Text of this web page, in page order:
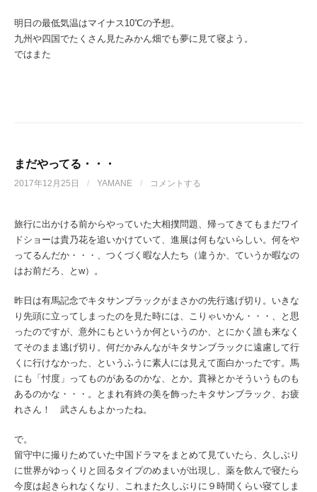
明日の最低気温はマイナス10℃の予想。
九州や四国でたくさん見たみかん畑でも夢に見て寝よう。
ではまた
まだやってる・・・
2017年12月25日 / YAMANE / コメントする
旅行に出かける前からやっていた大相撲問題、帰ってきてもまだワイ
ドショーは貴乃花を追いかけていて、進展は何もないらしい。何をや
ってるんだか・・・、つくづく暇な人たち（違うか、ていうか暇なの
はお前だろ、とw）。
昨日は有馬記念でキタサンブラックがまさかの先行逃げ切り。いきな
り先頭に立ってしまったのを見た時には、こりゃいかん・・・、と思
ったのですが、意外にもというか何というのか、とにかく誰も来なく
てそのまま逃げ切り。何だかみんながキタサンブラックに遠慮して行
くに行けなかった、というふうに素人には見えて面白かったです。馬
にも「忖度」ってものがあるのかな、とか。貫禄とかそういうものも
あるのかな・・・。とまれ有終の美を飾ったキタサンブラック、お疲
れさん！ 武さんもよかったね。
で。
留守中に撮りためていた中国ドラマをまとめて見ていたら、久しぶり
に世界がゆっくりと回るタイプのめまいが出現し、薬を飲んで寝たら
今度は起きられなくなり、これまた久しぶりに９時間くらい寝てしま